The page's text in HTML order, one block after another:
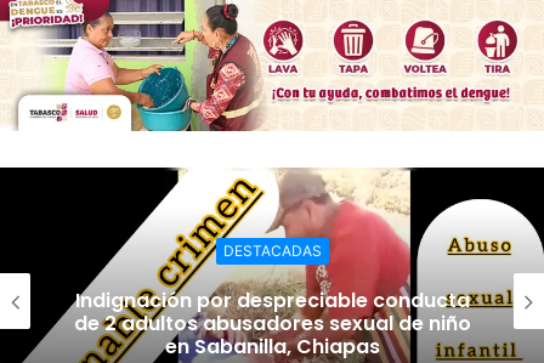
DESTACADAS
Indignación por despreciable conducta
de 2 adultos abusadores sexual de niño
en Sabanilla, Chiapas